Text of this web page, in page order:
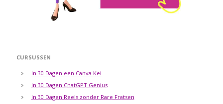
CURSUSSEN
In 30 Dagen een Canva Kei
In 30 Dagen ChatGPT Genius
In 30 Dagen Reels zonder Rare Fratsen